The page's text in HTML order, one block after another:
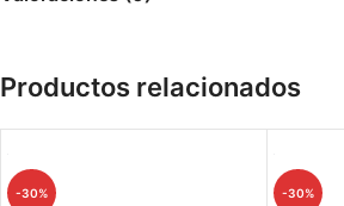
Productos relacionados
-30% -30%